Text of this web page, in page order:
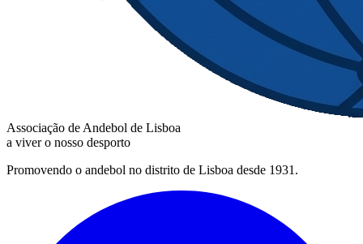
Associação de Andebol de Lisboa
a viver o nosso desporto
Promovendo o andebol no distrito de Lisboa desde 1931.